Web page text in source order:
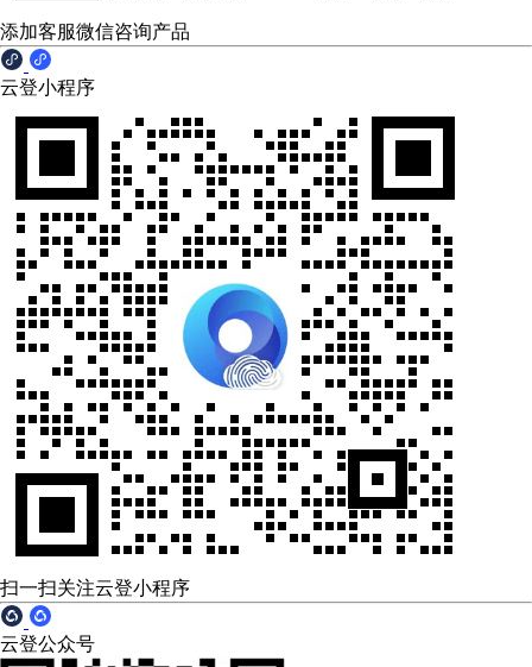
添加客服微信咨询产品
云登小程序
扫一扫关注云登小程序
云登公众号